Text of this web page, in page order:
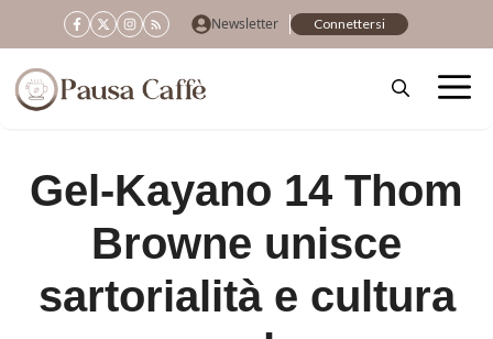
al
contenuto
Newsletter Connettersi
Gel-Kayano 14 Thom
Browne unisce
sartorialità e cultura